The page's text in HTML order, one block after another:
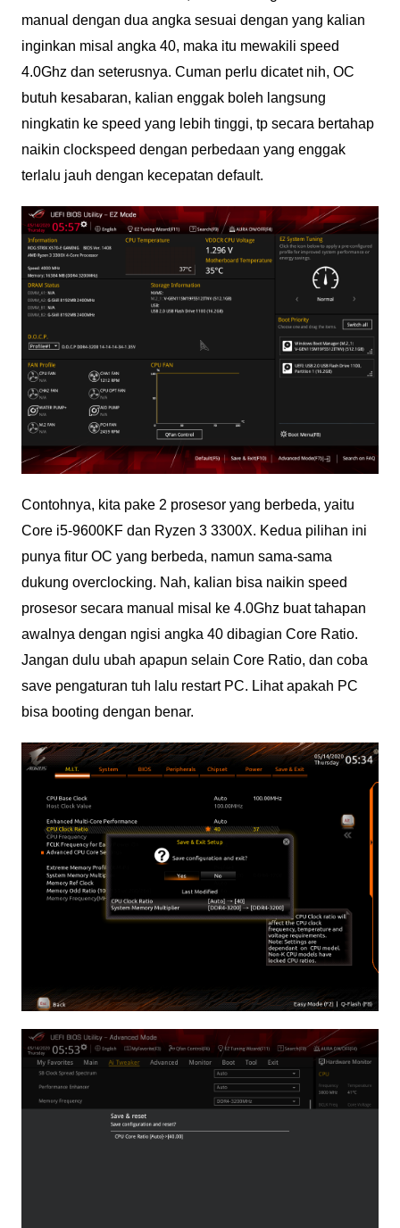
manual dengan dua angka sesuai dengan yang kalian
inginkan misal angka 40, maka itu mewakili speed
4.0Ghz dan seterusnya. Cuman perlu dicatet nih, OC
butuh kesabaran, kalian enggak boleh langsung
ningkatin ke speed yang lebih tinggi, tp secara bertahap
naikin clockspeed dengan perbedaan yang enggak
terlalu jauh dengan kecepatan default.
Contohnya, kita pake 2 prosesor yang berbeda, yaitu
Core i5-9600KF dan Ryzen 3 3300X. Kedua pilihan ini
punya fitur OC yang berbeda, namun sama-sama
dukung overclocking. Nah, kalian bisa naikin speed
prosesor secara manual misal ke 4.0Ghz buat tahapan
awalnya dengan ngisi angka 40 dibagian Core Ratio.
Jangan dulu ubah apapun selain Core Ratio, dan coba
save pengaturan tuh lalu restart PC. Lihat apakah PC
bisa booting dengan benar.